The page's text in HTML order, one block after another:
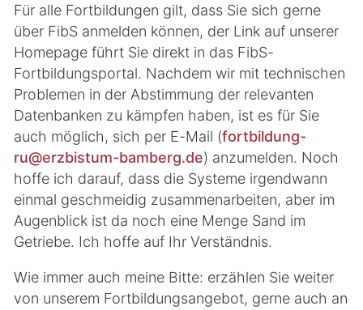
Für alle Fortbildungen gilt, dass Sie sich gerne
über FibS anmelden können, der Link auf unserer
Homepage führt Sie direkt in das FibS-
Fortbildungsportal. Nachdem wir mit technischen
Problemen in der Abstimmung der relevanten
Datenbanken zu kämpfen haben, ist es für Sie
auch möglich, sich per E-Mail (fortbildung-
ru@erzbistum-bamberg.de) anzumelden. Noch
hoffe ich darauf, dass die Systeme irgendwann
einmal geschmeidig zusammenarbeiten, aber im
Augenblick ist da noch eine Menge Sand im
Getriebe. Ich hoffe auf Ihr Verständnis.
Wie immer auch meine Bitte: erzählen Sie weiter
von unserem Fortbildungsangebot, gerne auch an